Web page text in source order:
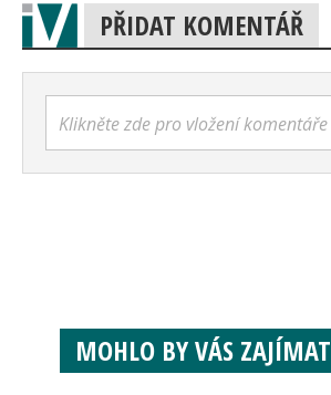
PŘIDAT KOMENTÁŘ
Klikněte zde pro vložení komentáře
MOHLO BY VÁS ZAJÍMAT